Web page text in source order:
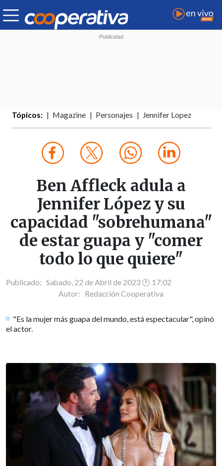
Tópicos: Magazine Personajes Jennifer Lopez
Ben Affleck adula a
Jennifer López y su
capacidad "sobrehumana"
de estar guapa y "comer
todo lo que quiere"
Publicado: Sabado, 22 de Abril de 2023 🕐 17:02
Autor: Redacción Cooperativa
"Es la mujer más guapa del mundo, está espectacular", opinó
el actor.